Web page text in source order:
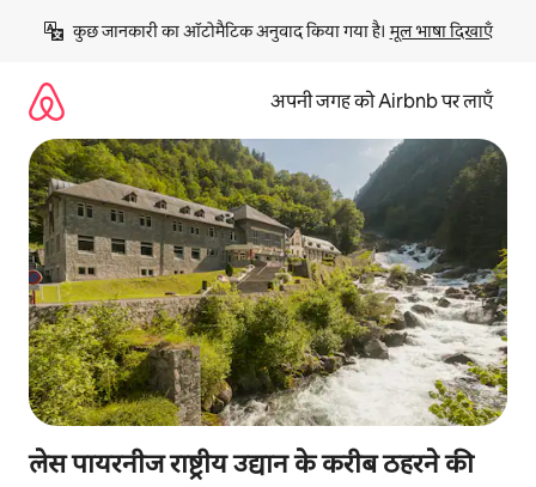
छोड़कर
कॉन्टेंट
कुछ जानकारी का ऑटोमैटिक अनुवाद किया गया है। मूल भाषा दिखाएँ
अपनी जगह को Airbnb पर लाएँ
लेस पायरनीज राष्ट्रीय उद्यान के करीब ठहरने की